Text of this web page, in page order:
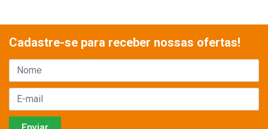
Cadastre-se para receber nossas ofertas!